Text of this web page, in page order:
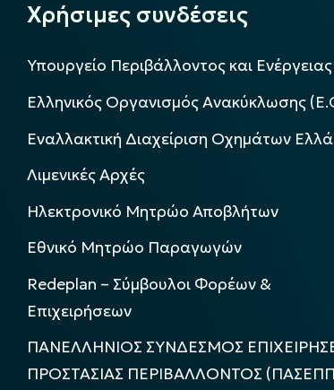
Χρήσιμες συνδέσεις
Υπουργείο Περιβάλλοντος και Ενέργειας
Ελληνικός Οργανισμός Ανακύκλωσης
Εναλλακτική Διαχείριση Οχημάτων
Λιμενικές Αρχές
Ηλεκτρονικό Μητρώο Αποβλήτων
Εθνικό Μητρώο Παραγωγών
Redeplan – Σύμβουλοι Φορέων &
Επιχειρήσεων
ΠΑΝΕΛΛΗΝΙΟΣ ΣΥΝΔΕΣΜΟΣ
ΠΡΟΣΤΑΣΙΑΣ ΠΕΡΙΒΑΛΛΟΝΤΟΣ